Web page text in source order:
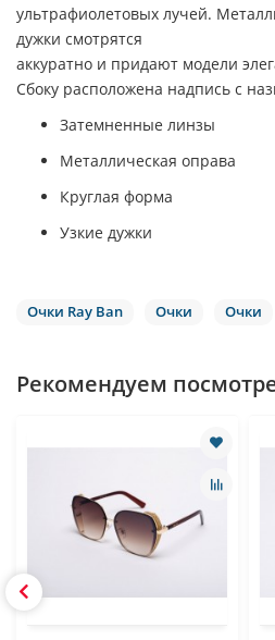
ультрафиолетовых лучей.
дужки смотрятся
аккуратно и придают модели
Сбоку расположена надпись с
Затемненные линзы
Металлическая оправа
Круглая форма
Узкие дужки
Очки Ray Ban Очки Очки
Рекомендуем